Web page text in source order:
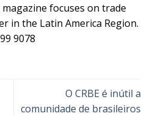
focuses on trade
in the Latin America Region.
9078
O CRBE é inútil a
comunidade de brasileiros